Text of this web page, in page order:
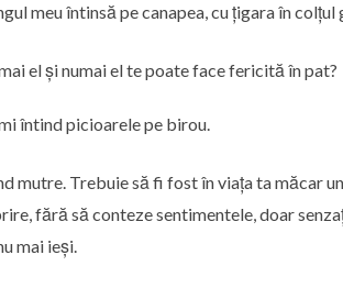
meu întinsă pe canapea, cu țigara în
el și numai el te poate face fericită în pat?
întind picioarele pe birou.
mutre. Trebuie să fi fost în viața ta măcar
fără să conteze sentimentele, doar
mai ieși.